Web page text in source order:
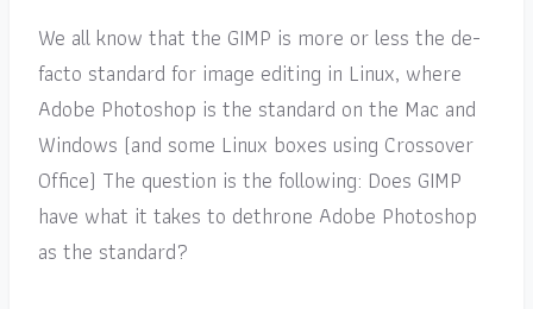
We all know that the GIMP is more or less the de-
facto standard for image editing in Linux, where
Adobe Photoshop is the standard on the Mac and
Windows (and some Linux boxes using Crossover
Office) The question is the following: Does GIMP
have what it takes to dethrone Adobe Photoshop
as the standard?